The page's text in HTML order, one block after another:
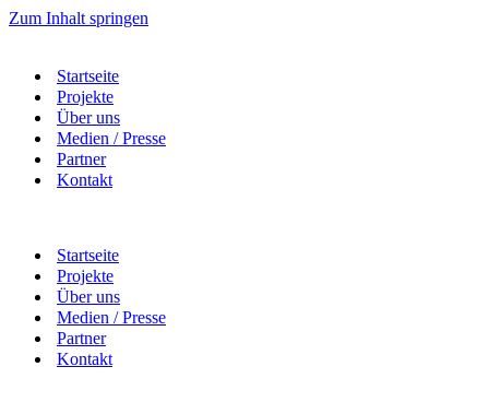
Zum Inhalt springen
Startseite
Projekte
Über uns
Medien / Presse
Partner
Kontakt
Startseite
Projekte
Über uns
Medien / Presse
Partner
Kontakt